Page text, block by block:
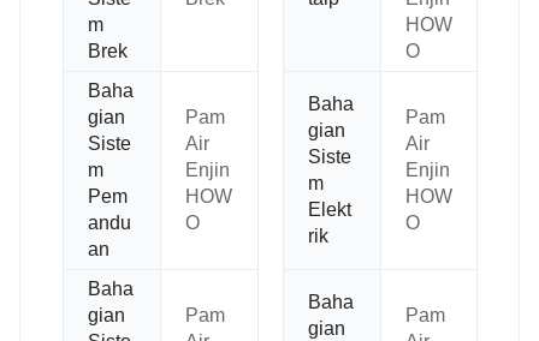
m
Brek
HOW
O
Baha
gian
Siste
m
Pem
andu
an
Pam
Air
Enjin
HOW
O
Baha
gian
Siste
m
Elekt
rik
Pam
Air
Enjin
HOW
O
Baha
gian
Pam
Baha
gian
Pam